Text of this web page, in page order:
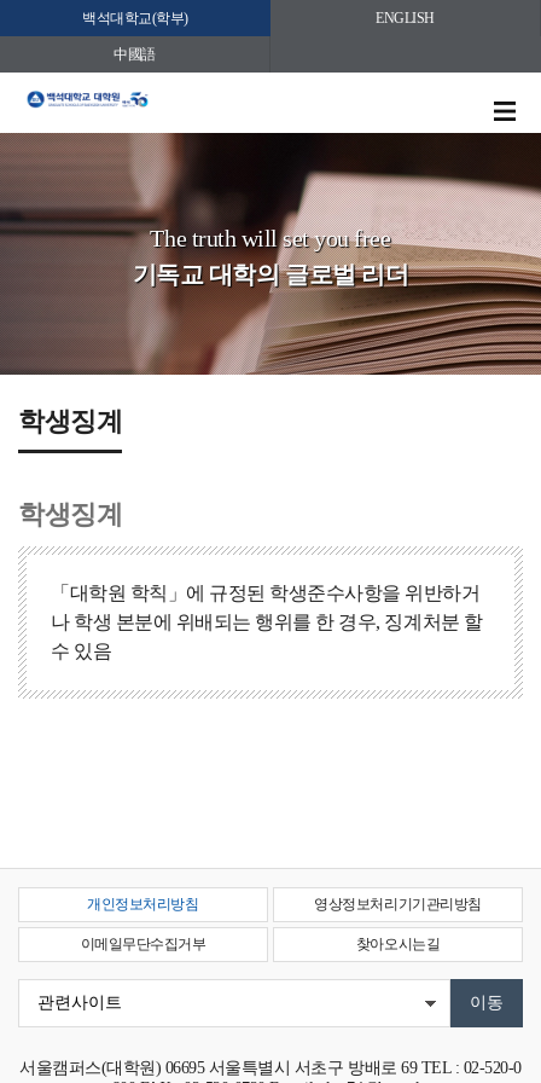
백석대학교(학부) ENGLISH
中國語
The truth will set you free
기독교 대학의 글로벌 리더
학생징계
학생징계
「대학원 학칙」에 규정된 학생준수사항을 위반하거
나 학생 본분에 위배되는 행위를 한 경우, 징계처분 할
수 있음
개인정보처리방침 영상정보처리기기관리방침
이메일무단수집거부 찾아오시는길
서울캠퍼스(대학원) 06695 서울특별시 서초구 방배로 69 TEL : 02-520-0